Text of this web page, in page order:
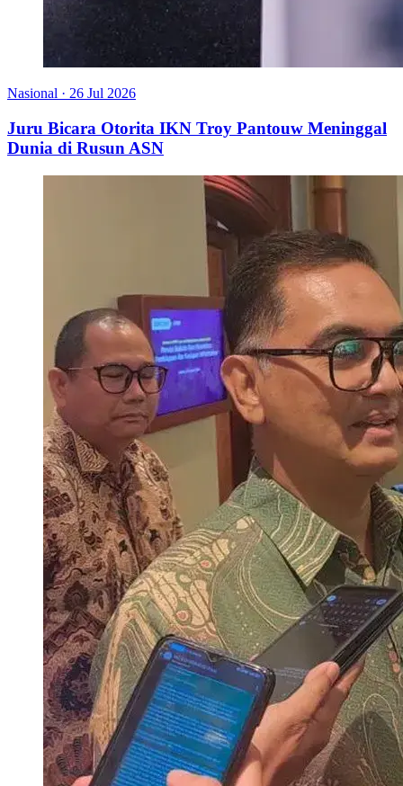
Nasional · 26 Jul 2026
Juru Bicara Otorita IKN Troy Pantouw Meninggal
Dunia di Rusun ASN